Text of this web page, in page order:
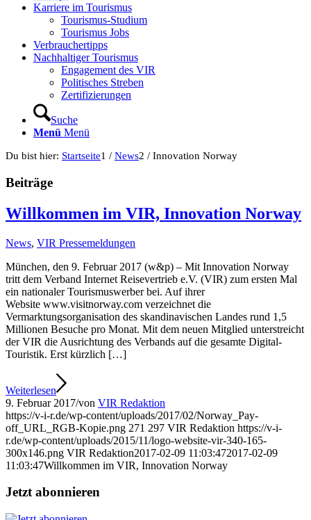
Karriere im Tourismus
Tourismus-Studium
Tourismus Jobs
Verbrauchertipps
Nachhaltiger Tourismus
Engagement des VIR
Politisches Streben
Zertifizierungen
Suche
Menü Menü
Du bist hier: Startseite1 / News2 / Innovation Norway
Beiträge
Willkommen im VIR, Innovation Norway
News, VIR Pressemeldungen
München, den 9. Februar 2017 (w&p) – Mit Innovation Norway
tritt dem Verband Internet Reisevertrieb e.V. (VIR) zum ersten Mal
ein nationaler Tourismuswerber bei. Auf ihrer
Website www.visitnorway.com verzeichnet die
Vermarktungsorganisation des skandinavischen Landes rund 1,5
Millionen Besuche pro Monat. Mit dem neuen Mitglied unterstreicht
der VIR die Ausrichtung des Verbands auf die gesamte Digital-
Touristik. Erst kürzlich […]
Weiterlesen
9. Februar 2017/von VIR Redaktion
https://v-i-r.de/wp-content/uploads/2017/02/Norway_Pay-
off_URL_RGB-Kopie.png 271 297 VIR Redaktion https://v-i-
r.de/wp-content/uploads/2015/11/logo-website-vir-340-165-
300x146.png VIR Redaktion2017-02-09 11:03:472017-02-09
11:03:47Willkommen im VIR, Innovation Norway
Jetzt abonnieren